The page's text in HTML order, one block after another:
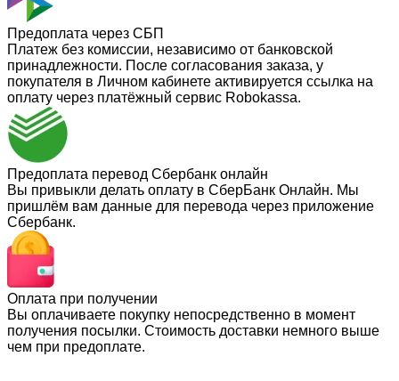
Предоплата через СБП
Платеж без комиссии, независимо от банковской
принадлежности. После согласования заказа, у
покупателя в Личном кабинете активируется ссылка на
оплату через платёжный сервис Robokassa.
Предоплата перевод Сбербанк онлайн
Вы привыкли делать оплату в СберБанк Онлайн. Мы
пришлём вам данные для перевода через приложение
Сбербанк.
Оплата при получении
Вы оплачиваете покупку непосредственно в момент
получения посылки. Стоимость доставки немного выше
чем при предоплате.